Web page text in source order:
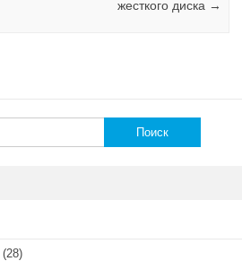
жесткого диска →
(28)